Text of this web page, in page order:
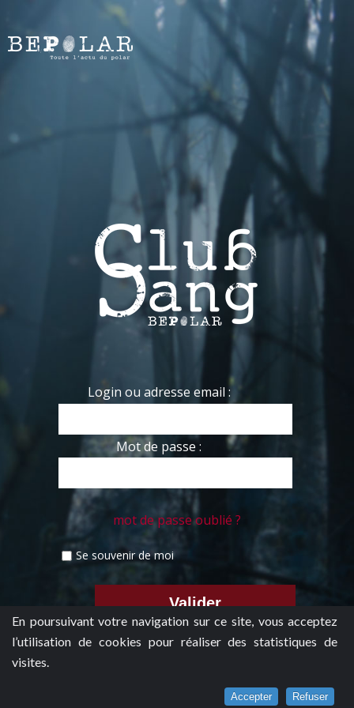
En poursuivant votre navigation sur ce site, vous acceptez
l’utilisation de cookies pour réaliser des statistiques de
visites.
Accepter Refuser
Login ou adresse email :
Mot de passe :
mot de passe oublié ?
Se souvenir de moi